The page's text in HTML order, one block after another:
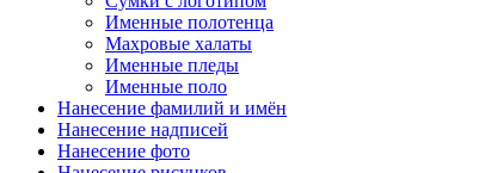
Именные полотенца
Махровые халаты
Именные пледы
Именные поло
Нанесение фамилий и имён
Нанесение надписей
Нанесение фото